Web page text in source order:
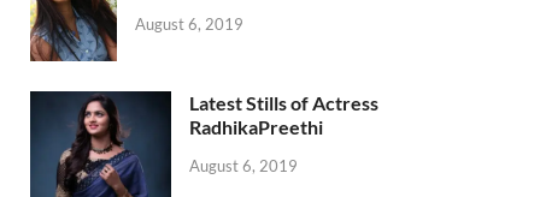
August 6, 2019
Latest Stills of Actress
RadhikaPreethi
August 6, 2019